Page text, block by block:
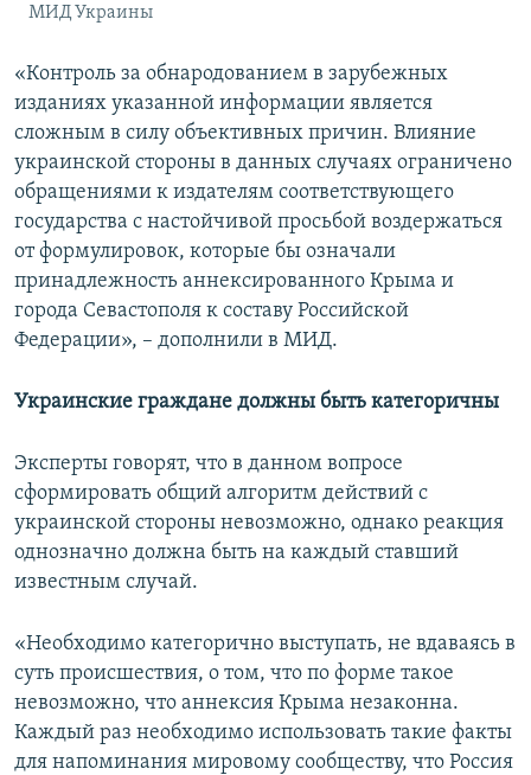
МИД Украины
«Контроль за обнародованием в зарубежных
изданиях указанной информации является
сложным в силу объективных причин. Влияние
украинской стороны в данных случаях ограничено
обращениями к издателям соответствующего
государства с настойчивой просьбой воздержаться
от формулировок, которые бы означали
принадлежность аннексированного Крыма и
города Севастополя к составу Российской
Федерации», – дополнили в МИД.
Украинские граждане должны быть категоричны
Эксперты говорят, что в данном вопросе
сформировать общий алгоритм действий с
украинской стороны невозможно, однако реакция
однозначно должна быть на каждый ставший
известным случай.
«Необходимо категорично выступать, не вдаваясь в
суть происшествия, о том, что по форме такое
невозможно, что аннексия Крыма незаконна.
Каждый раз необходимо использовать такие факты
для напоминания мировому сообществу, что Россия